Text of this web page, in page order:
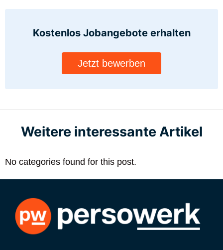
Kostenlos Jobangebote erhalten
Jetzt bewerben
Weitere interessante Artikel
No categories found for this post.